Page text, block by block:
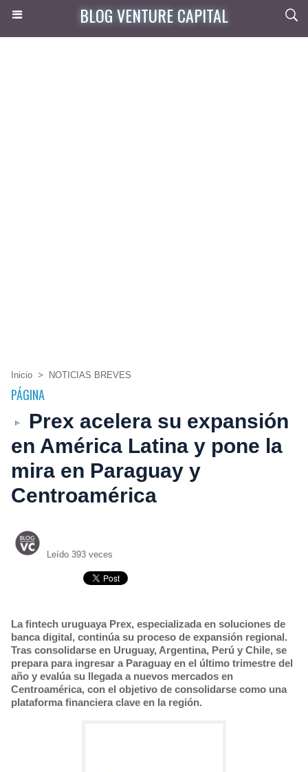
BLOG VENTURE CAPITAL
Inicio > NOTICIAS BREVES
PÁGINA
Prex acelera su expansión
en América Latina y pone la
mira en Paraguay y
Centroamérica
Leído 393 veces
La fintech uruguaya Prex, especializada en soluciones de
banca digital, continúa su proceso de expansión regional.
Tras consolidarse en Uruguay, Argentina, Perú y Chile, se
prepara para ingresar a Paraguay en el último trimestre del
año y evalúa su llegada a nuevos mercados en
Centroamérica, con el objetivo de consolidarse como una
plataforma financiera clave en la región.